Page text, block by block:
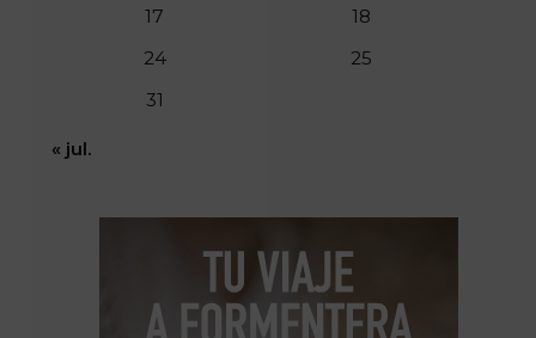
17
18
24
25
31
« jul.